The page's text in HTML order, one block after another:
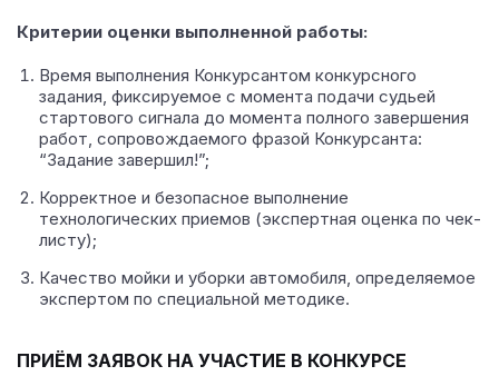
Критерии оценки выполненной работы:
Время выполнения Конкурсантом конкурсного
задания, фиксируемое с момента подачи судьей
стартового сигнала до момента полного завершения
работ, сопровождаемого фразой Конкурсанта:
“Задание завершил!”;
Корректное и безопасное выполнение
технологических приемов (экспертная оценка по чек-
листу);
Качество мойки и уборки автомобиля, определяемое
экспертом по специальной методике.
ПРИЁМ ЗАЯВОК НА УЧАСТИЕ В КОНКУРСЕ